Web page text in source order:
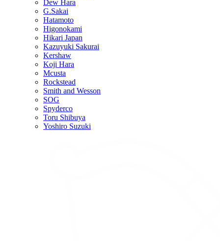
Dew Hara
G.Sakai
Hatamoto
Higonokami
Hikari Japan
Kazuyuki Sakurai
Kershaw
Koji Hara
Mcusta
Rockstead
Smith and Wesson
SOG
Spyderco
Toru Shibuya
Yoshiro Suzuki